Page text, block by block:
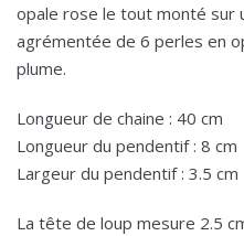
opale rose le tout monté sur
agrémentée de 6 perles en
plume.
Longueur de chaine : 40 cm
Longueur du pendentif : 8 cm
Largeur du pendentif : 3.5 cm
La tête de loup mesure 2.5